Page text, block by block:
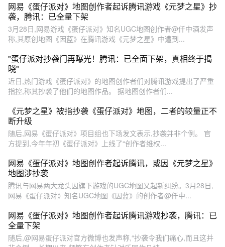
网易《蛋仔派对》地图创作者起诉腾讯游戏《元梦之星》抄
袭，腾讯：已全量下架
3月28日,网易游戏《蛋仔派对》知名UGC地图创作者@仟中酒发声
称,其原创地图《因蓝》在腾讯游戏《元梦之星》中遭到...
"蛋仔派对抄袭门再曝光！腾讯：已全面下架，真相终于揭
晓"
近日,热门游戏《蛋仔派对》的地图创作者们对腾讯游戏提出了严重
指控,称其抄袭了他们的地图作品。 据地图创作者们...
《元梦之星》被指抄袭《蛋仔派对》地图，二者的较量正不
断升级
随后,网易《蛋仔派对》项目组也下场发文表示,抄袭并非个例。 官
方提到,今年年初《蛋仔派对》上线了“创作者维权...
网易《蛋仔派对》地图创作者起诉腾讯，或因《元梦之星》
地图涉抄袭
腾讯与网易两大龙头因旗下游戏的UGC地图又起新纠纷。3月28日,
网易《蛋仔派对》知名UGC地图《因蓝》的创作者@仟中...
网易《蛋仔派对》地图创作者起诉腾讯游戏抄袭，腾讯：已
全量下架
随后,@网易蛋仔派对官方微博也发声称,“抄袭令我们痛心,而且这并